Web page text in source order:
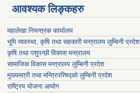
आवश्यक लिङ्कहरु
महालेखा नियन्त्रक कार्यालय
भूमि व्यवस्था, कृषि तथा सहकारी मन्त्रालय लुम्बिनी प्रदेश
कृषि तथा पशुपन्छी विकास मन्त्रालय
सामाजिक विकास मन्त्रालय लुम्बिनी प्रदेश
मुख्यमत्री तथा मन्त्रिपरिषद्काे लुम्बिनी प्रदेश
राष्ट्रिय योजना आयोग